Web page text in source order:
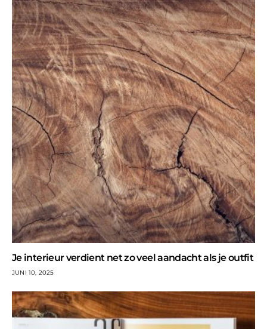
Je interieur verdient net zo veel aandacht als je outfit
JUNI 10, 2025